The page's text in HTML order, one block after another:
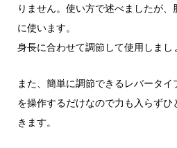
りません。使い方で述べましたが
に使います。
身長に合わせて調節して使用しまし
また、簡単に調節できるレバータ
を操作するだけなので力も入らず
きます。